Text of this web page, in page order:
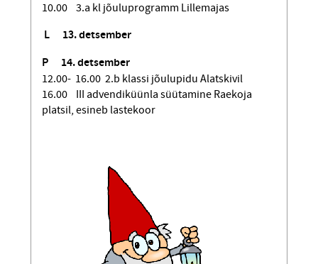
10.00 3.a kl jõuluprogramm Lillemajas
L
13. detsember
P
14. detsember
12.00- 16.00 2.b klassi jõulupidu Alatskivil
16.00 III advendiküünla süütamine Raekoja
platsil, esineb lastekoor